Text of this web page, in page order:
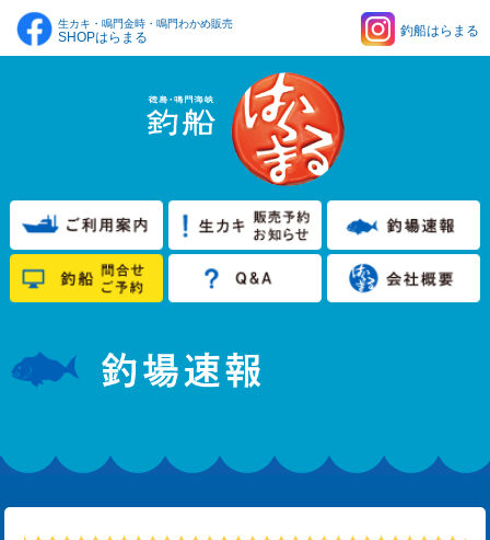
生カキ・鳴門金時・鳴門わかめ販売
SHOPはらまる 釣船はらまる